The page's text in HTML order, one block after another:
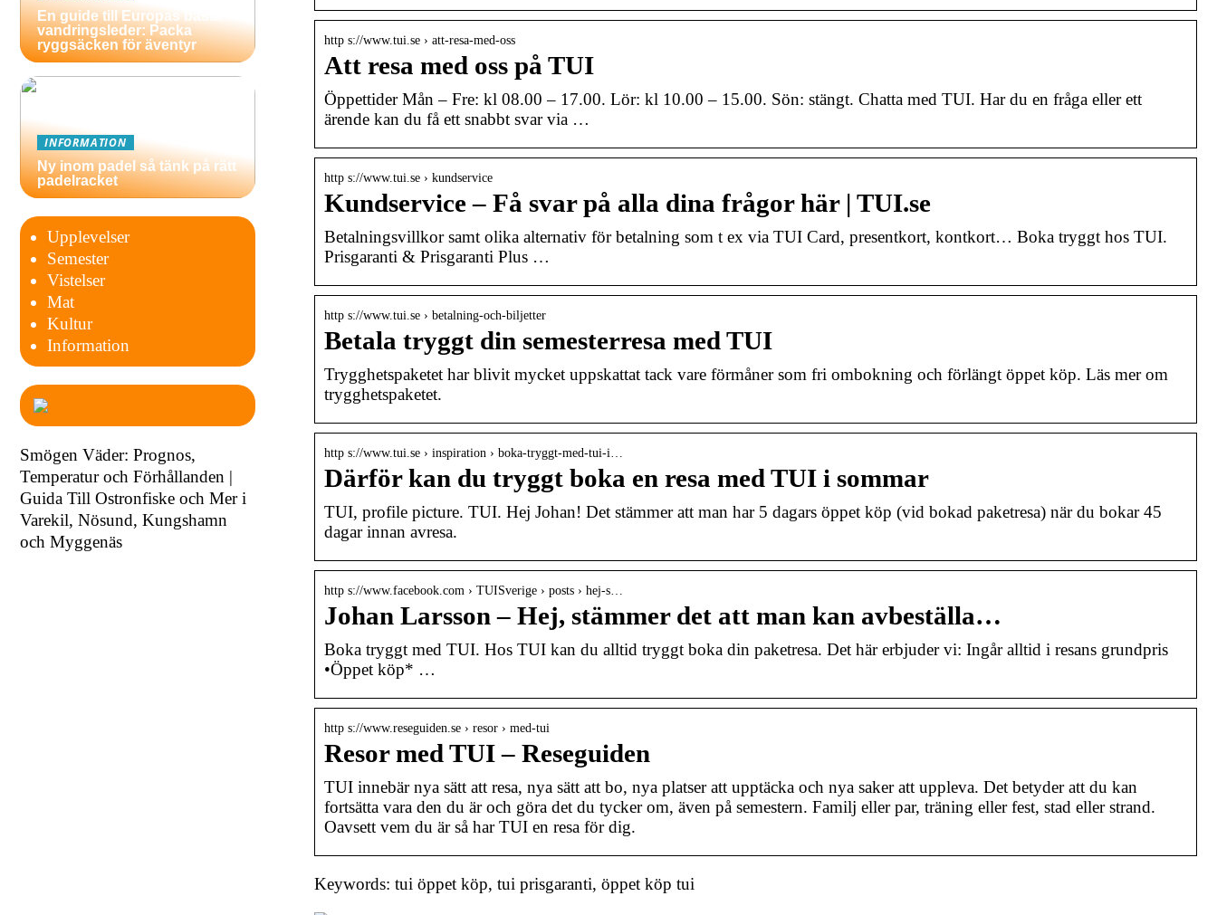
http s://www.tui.se › att-resa-med-oss
Att resa med oss på TUI
Öppettider Mån – Fre: kl 08.00 – 17.00. Lör: kl 10.00 – 15.00. Sön: stängt. Chatta med TUI. Har du en fråga eller ett
ärende kan du få ett snabbt svar via …
http s://www.tui.se › kundservice
Kundservice – Få svar på alla dina frågor här | TUI.se
Betalningsvillkor samt olika alternativ för betalning som t ex via TUI Card, presentkort, kontkort… Boka tryggt hos TUI.
Prisgaranti & Prisgaranti Plus …
http s://www.tui.se › betalning-och-biljetter
Betala tryggt din semesterresa med TUI
Trygghetspaketet har blivit mycket uppskattat tack vare förmåner som fri ombokning och förlängt öppet köp. Läs mer om
trygghetspaketet.
http s://www.tui.se › inspiration › boka-tryggt-med-tui-i…
Därför kan du tryggt boka en resa med TUI i sommar
TUI, profile picture. TUI. Hej Johan! Det stämmer att man har 5 dagars öppet köp (vid bokad paketresa) när du bokar 45
dagar innan avresa.
http s://www.facebook.com › TUISverige › posts › hej-s…
Johan Larsson – Hej, stämmer det att man kan avbeställa…
Boka tryggt med TUI. Hos TUI kan du alltid tryggt boka din paketresa. Det här erbjuder vi: Ingår alltid i resans grundpris
•Öppet köp* …
http s://www.reseguiden.se › resor › med-tui
Resor med TUI – Reseguiden
TUI innebär nya sätt att resa, nya sätt att bo, nya platser att upptäcka och nya saker att uppleva. Det betyder att du kan
fortsätta vara den du är och göra det du tycker om, även på semestern. Familj eller par, träning eller fest, stad eller strand.
Oavsett vem du är så har TUI en resa för dig.
Keywords: tui öppet köp, tui prisgaranti, öppet köp tui
En guide till Europas bästa
vandringsleder: Packa
ryggsäcken för äventyr
INFORMATION
Ny inom padel så tänk på rätt
padelracket
Upplevelser
Semester
Vistelser
Mat
Kultur
Information
Smögen Väder: Prognos,
Temperatur och Förhållanden |
Guida Till Ostronfiske och Mer i
Varekil, Nösund, Kungshamn
och Myggenäs